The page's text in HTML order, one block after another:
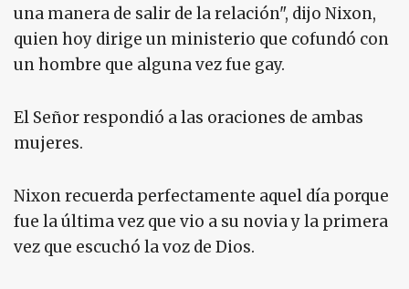
una manera de salir de la relación", dijo Nixon,
quien hoy dirige un ministerio que cofundó con
un hombre que alguna vez fue gay.
El Señor respondió a las oraciones de ambas
mujeres.
Nixon recuerda perfectamente aquel día porque
fue la última vez que vio a su novia y la primera
vez que escuchó la voz de Dios.